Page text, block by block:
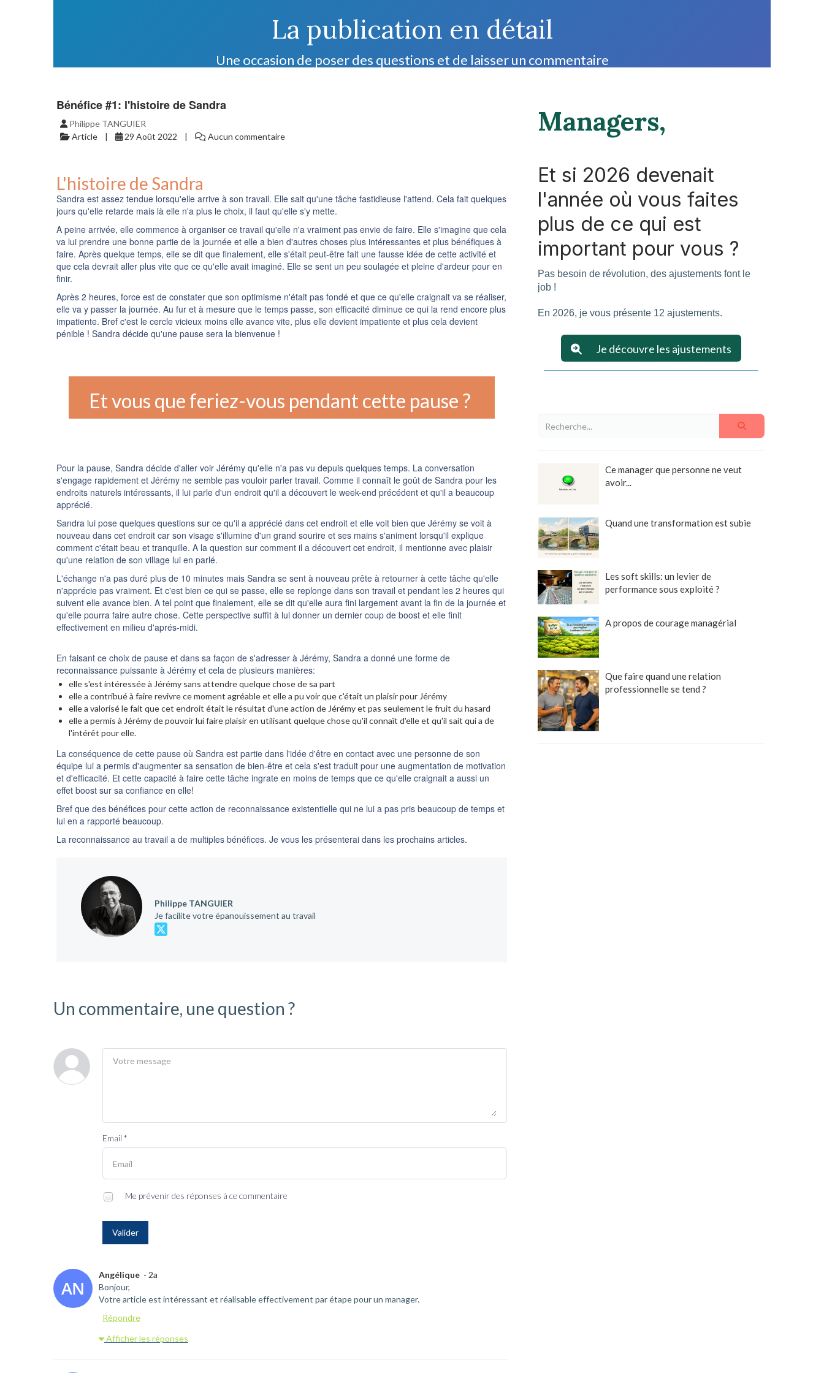
La publication en détail
Une occasion de poser des questions et de laisser un commentaire
Bénéfice #1: l'histoire de Sandra
Philippe TANGUIER
Article
29 Août 2022 Aucun commentaire
L'histoire de Sandra
Sandra est assez tendue lorsqu'elle arrive à son travail. Elle sait qu'une tâche fastidieuse l'attend. Cela fait quelques
jours qu'elle retarde mais là elle n'a plus le choix, il faut qu'elle s'y mette.
A peine arrivée, elle commence à organiser ce travail qu'elle n'a vraiment pas envie de faire. Elle s'imagine que cela
va lui prendre une bonne partie de la journée et elle a bien d'autres choses plus intéressantes et plus bénéfiques à
faire. Après quelque temps, elle se dit que finalement, elle s'était peut-être fait une fausse idée de cette activité et
que cela devrait aller plus vite que ce qu'elle avait imaginé. Elle se sent un peu soulagée et pleine d'ardeur pour en
finir.
Après 2 heures, force est de constater que son optimisme n'était pas fondé et que ce qu'elle craignait va se réaliser,
elle va y passer la journée. Au fur et à mesure que le temps passe, son efficacité diminue ce qui la rend encore plus
impatiente. Bref c'est le cercle vicieux moins elle avance vite, plus elle devient impatiente et plus cela devient
pénible ! Sandra décide qu'une pause sera la bienvenue !
Et vous que feriez-vous pendant cette pause ?
Pour la pause, Sandra décide d'aller voir Jérémy qu'elle n'a pas vu depuis quelques temps. La conversation
s'engage rapidement et Jérémy ne semble pas vouloir parler travail. Comme il connaît le goût de Sandra pour les
endroits naturels intéressants, il lui parle d'un endroit qu'il a découvert le week-end précédent et qu'il a beaucoup
apprécié.
Sandra lui pose quelques questions sur ce qu'il a apprécié dans cet endroit et elle voit bien que Jérémy se voit à
nouveau dans cet endroit car son visage s'illumine d'un grand sourire et ses mains s'animent lorsqu'il explique
comment c'était beau et tranquille. A la question sur comment il a découvert cet endroit, il mentionne avec plaisir
qu'une relation de son village lui en parlé.
L'échange n'a pas duré plus de 10 minutes mais Sandra se sent à nouveau prête à retourner à cette tâche qu'elle
n'apprécie pas vraiment. Et c'est bien ce qui se passe, elle se replonge dans son travail et pendant les 2 heures qui
suivent elle avance bien. A tel point que finalement, elle se dit qu'elle aura fini largement avant la fin de la journée et
qu'elle pourra faire autre chose. Cette perspective suffit à lui donner un dernier coup de boost et elle finit
effectivement en milieu d'aprés-midi.
En faisant ce choix de pause et dans sa façon de s'adresser à Jérémy, Sandra a donné une forme de
reconnaissance puissante à Jérémy et cela de plusieurs manières:
elle s'est intéressée à Jérémy sans attendre quelque chose de sa part
elle a contribué à faire revivre ce moment agréable et elle a pu voir que c'était un plaisir pour Jérémy
elle a valorisé le fait que cet endroit était le résultat d'une action de Jérémy et pas seulement le fruit du hasard
elle a permis à Jérémy de pouvoir lui faire plaisir en utilisant quelque chose qu'il connaît d'elle et qu'il sait qui a de
l'intérêt pour elle.
La conséquence de cette pause où Sandra est partie dans l'idée d'être en contact avec une personne de son
équipe lui a permis d'augmenter sa sensation de bien-être et cela s'est traduit pour une augmentation de motivation
et d'efficacité. Et cette capacité à faire cette tâche ingrate en moins de temps que ce qu'elle craignait a aussi un
effet boost sur sa confiance en elle!
Bref que des bénéfices pour cette action de reconnaissance existentielle qui ne lui a pas pris beaucoup de temps et
lui en a rapporté beaucoup.
La reconnaissance au travail a de multiples bénéfices. Je vous les présenterai dans les prochains articles.
Philippe TANGUIER
Je facilite votre épanouissement au travail
Un commentaire, une question ?
Email *
Me prévenir des réponses à ce commentaire
Valider
Angélique - 2a
Bonjour,
Votre article est intéressant et réalisable effectivement par étape pour un manager.
Répondre
Afficher les réponses
Managers,
Et si 2026 devenait
l'année où vous faites
plus de ce qui est
important pour vous ?
Pas besoin de révolution, des ajustements font le
job !
En 2026, je vous présente 12 ajustements.
Je découvre les ajustements
Ce manager que personne ne veut
avoir...
Quand une transformation est subie
Les soft skills: un levier de
performance sous exploité ?
A propos de courage managérial
Que faire quand une relation
professionnelle se tend ?